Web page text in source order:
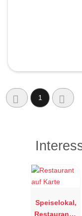
1
Speiselokal,
Restaurant "